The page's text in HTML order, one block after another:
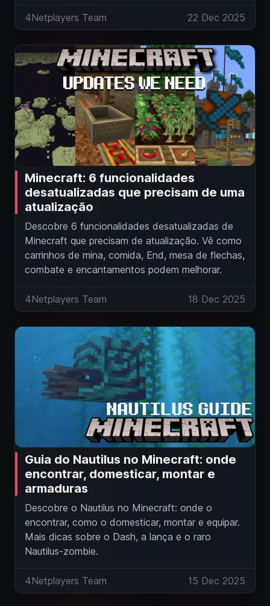
4Netplayers Team 22 Dec 2025
Minecraft: 6 funcionalidades
desatualizadas que precisam de uma
atualização
Descobre 6 funcionalidades desatualizadas de
Minecraft que precisam de atualização. Vê como
carrinhos de mina, comida, End, mesa de flechas,
combate e encantamentos podem melhorar.
4Netplayers Team 18 Dec 2025
Guia do Nautilus no Minecraft: onde
encontrar, domesticar, montar e
armaduras
Descobre o Nautilus no Minecraft: onde o
encontrar, como o domesticar, montar e equipar.
Mais dicas sobre o Dash, a lança e o raro
Nautilus-zombie.
4Netplayers Team 15 Dec 2025